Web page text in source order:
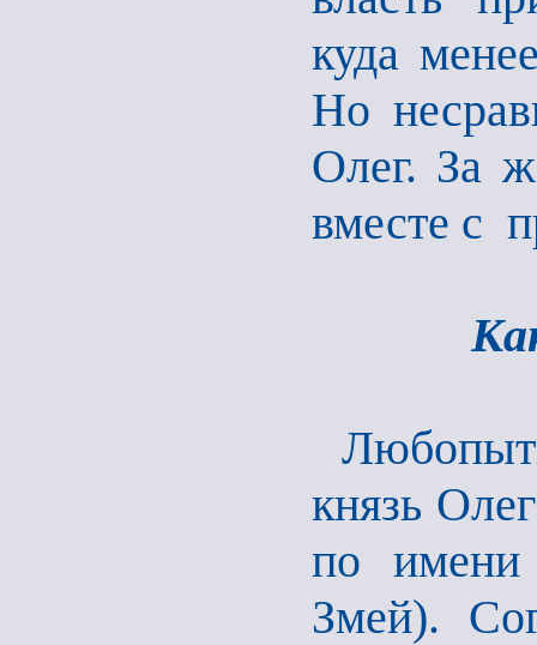
куда
Но
Олег. За
вместе с
князь
по
Змей).